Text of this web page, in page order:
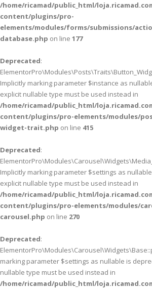
/home/ricamad/public_html/
content/plugins/pro-
elements/modules/forms/submissions/
database.php on line 177
Deprecated:
Implicitly marking parameter $instance as
explicit nullable type must be used instead in
/home/ricamad/public_html/
content/plugins/pro-elements/modules/
widget-trait.php on line 415
Deprecated:
Implicitly marking parameter $settings as
explicit nullable type must be used instead in
/home/ricamad/public_html/
content/plugins/pro-elements/modules/
carousel.php on line 270
Deprecated:
marking parameter $settings as nullable is
nullable type must be used instead in
/home/ricamad/public_html/